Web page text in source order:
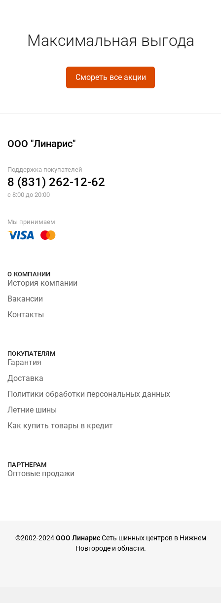
Максимальная выгода
Смореть все акции
ООО "Линарис"
Поддержка покупателей
8 (831) 262-12-62
с 8:00 до 20:00
Мы принимаем
О КОМПАНИИ
История компании
Вакансии
Контакты
ПОКУПАТЕЛЯМ
Гарантия
Доставка
Политики обработки персональных данных
Летние шины
Как купить товары в кредит
ПАРТНЕРАМ
Оптовые продажи
©2002-2024ООО ЛинарисСеть шинных центров в Нижнем
Новгороде и области.